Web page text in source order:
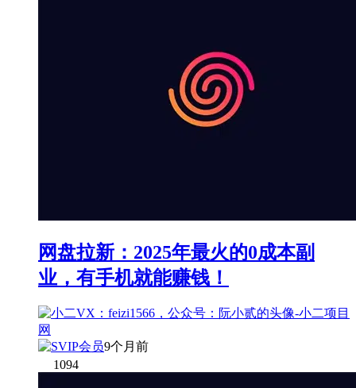
网盘拉新：2025年最火的0成本副
业，有手机就能赚钱！
9个月前
1094